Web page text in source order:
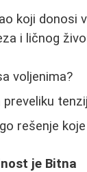
koji donosi
i ličnog
voljenima?
rešenje
je Bitna